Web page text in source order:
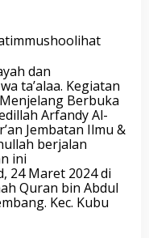
dan
ta’alaa. Kegiatan
Berbuka
Arfandy Al-
Jembatan Ilmu &
berjalan
ini
24 Maret 2024 di
Quran bin Abdul
Kec. Kubu